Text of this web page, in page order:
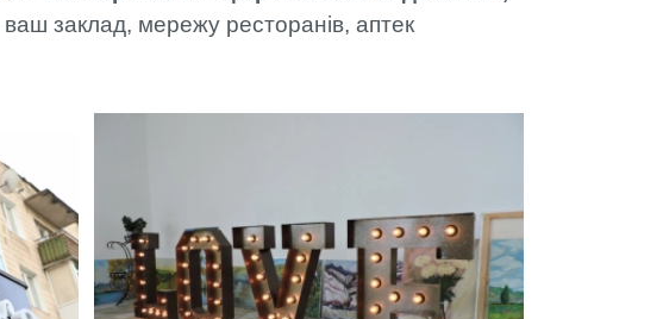
заклад, мережу ресторанів, аптек